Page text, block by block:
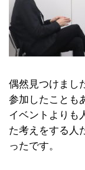
偶然見つけまし
参加したことも
イベントよりも
た考えをする人
ったです。